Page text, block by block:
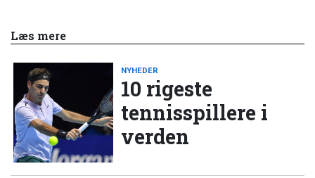
Læs mere
NYHEDER
10 rigeste
tennisspillere i
verden